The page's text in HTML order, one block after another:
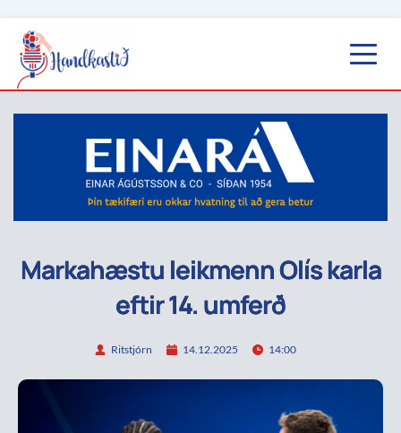
Markahæstu leikmenn Olís karla
eftir 14. umferð
Ritstjórn 14.12.2025 14:00